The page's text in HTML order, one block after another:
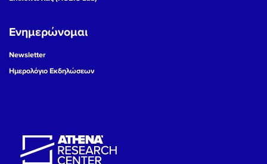
Ενημερώνομαι
Newsletter
Ημερολόγιο Εκδηλώσεων